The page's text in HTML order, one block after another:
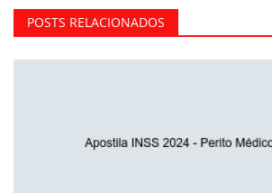
POSTS RELACIONADOS